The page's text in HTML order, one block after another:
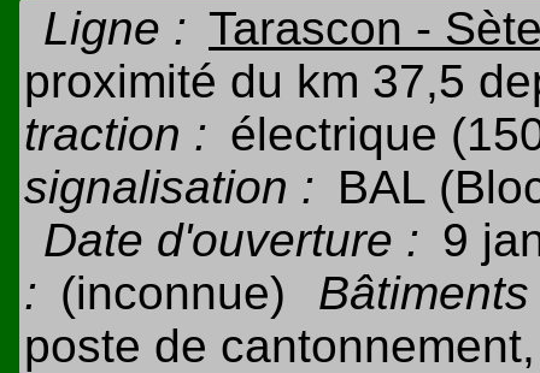
Ligne : Tarascon -
proximité du km 37,5
traction : électrique
signalisation : BAL
Date d'ouverture : 9
: (inconnue)
Bâtiments
poste de